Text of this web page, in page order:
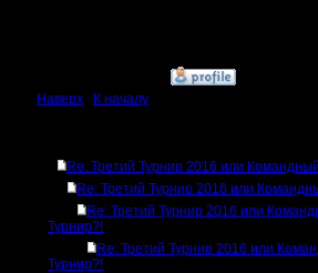
Наверх
К началу
Re: Третий Турнир 2016 или
Re: Третий Турнир 2016 или
Re: Третий Турнир 2016 или
Турнир?!
Re: Третий Турнир 2016 или
Турнир?!